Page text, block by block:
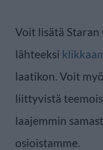
Voit lisätä Staran
lähteeksi
laatikon. Voit
liittyvistä
laajemmin
osioistamme.